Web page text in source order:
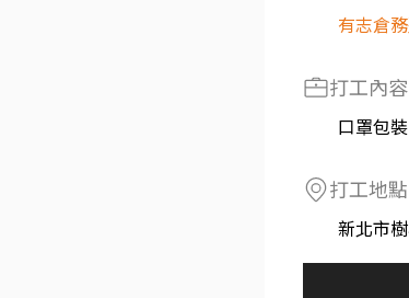
有志倉
打工內容
口罩包
打工地點
新北市